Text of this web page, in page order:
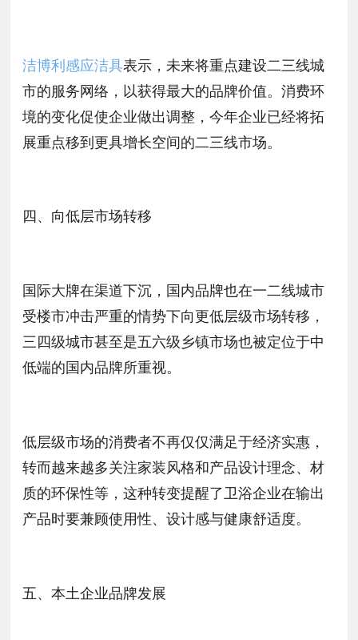
洁博利感应洁具表示，未来将重点建设二三线城
市的服务网络，以获得最大的品牌价值。消费环
境的变化促使企业做出调整，今年企业已经将拓
展重点移到更具增长空间的二三线市场。
四、向低层市场转移
国际大牌在渠道下沉，国内品牌也在一二线城市
受楼市冲击严重的情势下向更低层级市场转移，
三四级城市甚至是五六级乡镇市场也被定位于中
低端的国内品牌所重视。
低层级市场的消费者不再仅仅满足于经济实惠，
转而越来越多关注家装风格和产品设计理念、材
质的环保性等，这种转变提醒了卫浴企业在输出
产品时要兼顾使用性、设计感与健康舒适度。
五、本土企业品牌发展